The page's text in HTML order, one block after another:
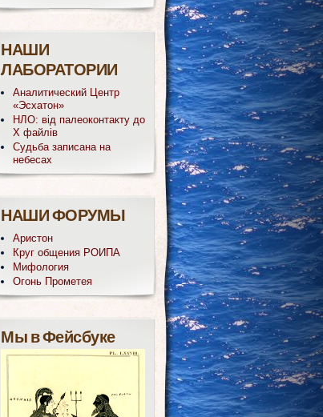
НАШИ
ЛАБОРАТОРИИ
Аналитический Центр
«Эсхатон»
НЛО: від палеоконтакту до
Х файлів
Судьба записана на
небесах
НАШИ ФОРУМЫ
Аристон
Круг общения РОИПА
Мифология
Огонь Прометея
Мы в Фейсбуке